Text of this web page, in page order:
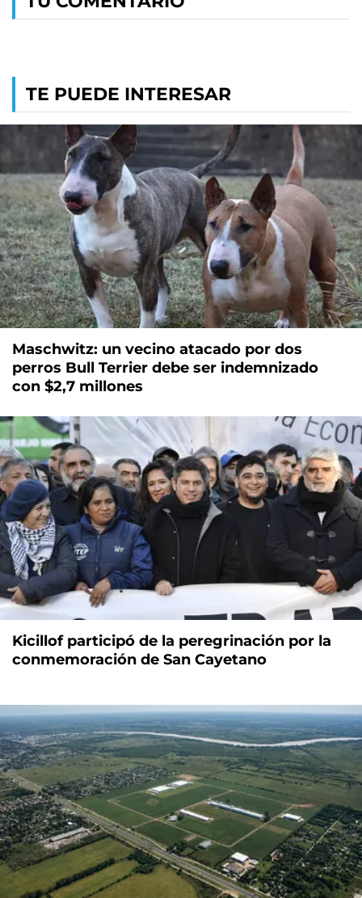
TE PUEDE INTERESAR
Maschwitz: un vecino atacado por dos
perros Bull Terrier debe ser indemnizado
con $2,7 millones
Kicillof participó de la peregrinación por la
conmemoración de San Cayetano